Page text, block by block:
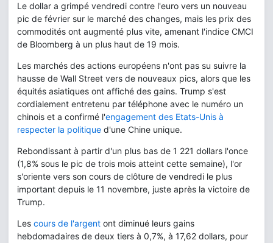
Le dollar a grimpé vendredi contre l'euro vers un nouveau
pic de février sur le marché des changes, mais les prix des
commodités ont augmenté plus vite, amenant l'indice CMCI
de Bloomberg à un plus haut de 19 mois.
Les marchés des actions européens n'ont pas su suivre la
hausse de Wall Street vers de nouveaux pics, alors que les
équités asiatiques ont affiché des gains. Trump s'est
cordialement entretenu par téléphone avec le numéro un
chinois et a confirmé l'engagement des Etats-Unis à
respecter la politique d'une Chine unique.
Rebondissant à partir d'un plus bas de 1 221 dollars l'once
(1,8% sous le pic de trois mois atteint cette semaine), l'or
s'oriente vers son cours de clôture de vendredi le plus
important depuis le 11 novembre, juste après la victoire de
Trump.
Les cours de l'argent ont diminué leurs gains
hebdomadaires de deux tiers à 0,7%, à 17,62 dollars, pour